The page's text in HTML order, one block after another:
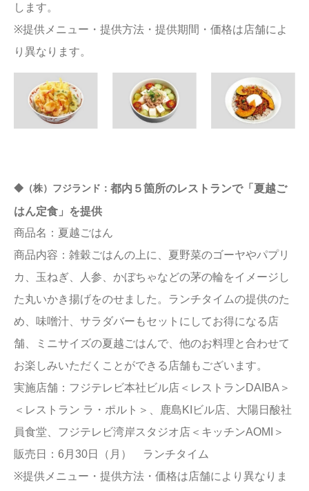
します。
※提供メニュー・提供方法・提供期間・価格は店舗によ
り異なります。
◆（株）フジランド： 都内５箇所のレストランで「夏越ご
はん定食」を提供
商品名：夏越ごはん
商品内容：雑穀ごはんの上に、夏野菜のゴーヤやパプリ
カ、玉ねぎ、人参、かぼちゃなどの茅の輪をイメージし
た丸いかき揚げをのせました。ランチタイムの提供のた
め、味噌汁、サラダバーもセットにしてお得になる店
舗、ミニサイズの夏越ごはんで、他のお料理と合わせて
お楽しみいただくことができる店舗もございます。
実施店舗：フジテレビ本社ビル店＜レストランDAIBA＞
＜レストラン ラ・ポルト＞、鹿島KIビル店、大陽日酸社
員食堂、フジテレビ湾岸スタジオ店＜キッチンAOMI＞
販売日：6月30日（月） ランチタイム
※提供メニュー・提供方法・価格は店舗により異なりま